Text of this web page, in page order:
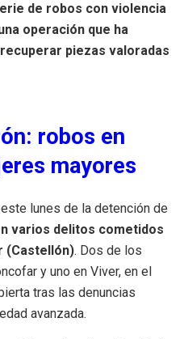
de robos con violencia
operación que ha
piezas valoradas
robos en
mayores
lunes de la detención de
varios delitos cometidos
(Castellón). Dos de los
y uno en Viver, en el
tras las denuncias
avanzada.